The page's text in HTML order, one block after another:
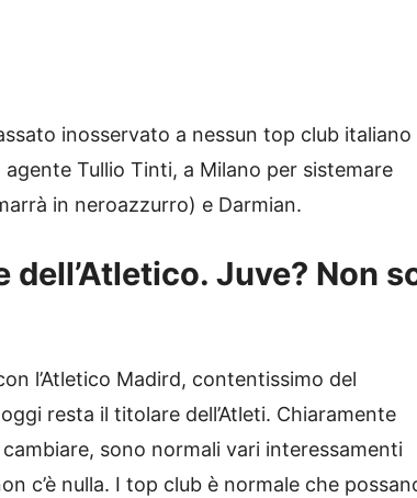
inosservato a nessun top club italiano
Tullio Tinti, a Milano per sistemare
in neroazzurro) e Darmian.
Juve? Non
l’Atletico Madird, contentissimo del
resta il titolare dell’Atleti. Chiaramente
sono normali vari interessamenti
c’è nulla. I top club è normale che